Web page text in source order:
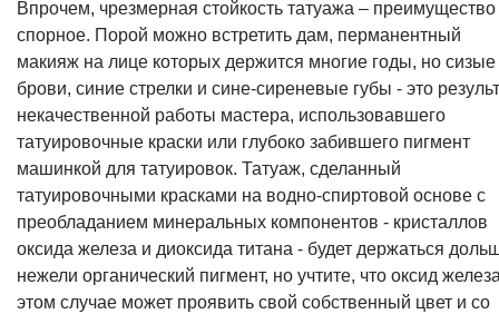
Впрочем, чрезмерная стойкость татуажа – преимущество
спорное. Порой можно встретить дам, перманентный
макияж на лице которых держится многие годы, но сизые
брови, синие стрелки и сине-сиреневые губы - это
некачественной работы мастера, использовавшего
татуировочные краски или глубоко забившего пигмент
машинкой для татуировок. Татуаж, сделанный
татуировочными красками на водно-спиртовой основе с
преобладанием минеральных компонентов - кристаллов
оксида железа и диоксида титана - будет держаться
нежели органический пигмент, но учтите, что оксид
этом случае может проявить свой собственный цвет и со